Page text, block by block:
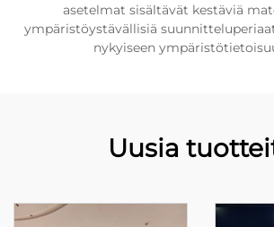
asetelmat sisältävät kestäviä
ympäristöystävällisiä
nykyiseen
Uusia